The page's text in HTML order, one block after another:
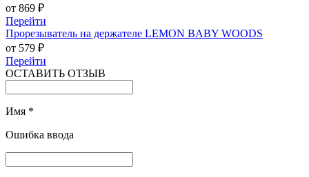
от 869 ₽
Перейти
Прорезыватель на держателе LEMON BABY WOODS
от 579 ₽
Перейти
ОСТАВИТЬ ОТЗЫВ
Имя *
Ошибка ввода